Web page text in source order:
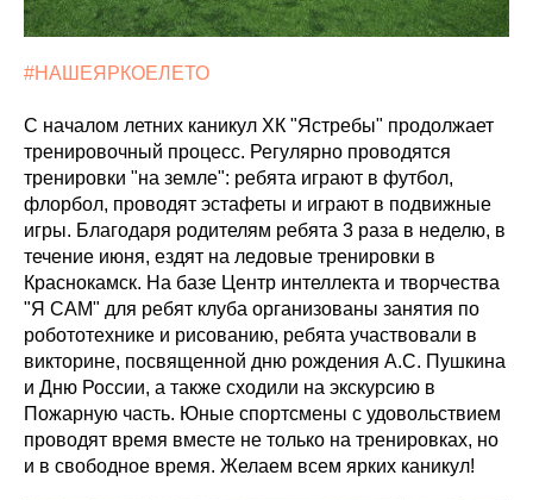
#НАШЕЯРКОЕЛЕТО
С началом летних каникул ХК "Ястребы" продолжает
тренировочный процесс. Регулярно проводятся
тренировки "на земле": ребята играют в футбол,
флорбол, проводят эстафеты и играют в подвижные
игры. Благодаря родителям ребята 3 раза в неделю, в
течение июня, ездят на ледовые тренировки в
Краснокамск. На базе Центр интеллекта и творчества
"Я САМ" для ребят клуба организованы занятия по
робототехнике и рисованию, ребята участвовали в
викторине, посвященной дню рождения А.С. Пушкина
и Дню России, а также сходили на экскурсию в
Пожарную часть. Юные спортсмены с удовольствием
проводят время вместе не только на тренировках, но
и в свободное время. Желаем всем ярких каникул!